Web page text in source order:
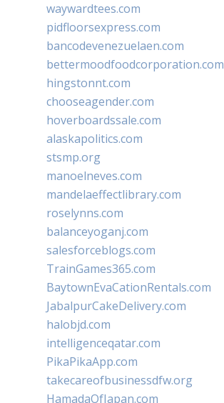
waywardtees.com
pidfloorsexpress.com
bancodevenezuelaen.com
bettermoodfoodcorporation.com
hingstonnt.com
chooseagender.com
hoverboardssale.com
alaskapolitics.com
stsmp.org
manoelneves.com
mandelaeffectlibrary.com
roselynns.com
balanceyoganj.com
salesforceblogs.com
TrainGames365.com
BaytownEvaCationRentals.com
JabalpurCakeDelivery.com
halobjd.com
intelligenceqatar.com
PikaPikaApp.com
takecareofbusinessdfw.org
HamadaOfJapan.com